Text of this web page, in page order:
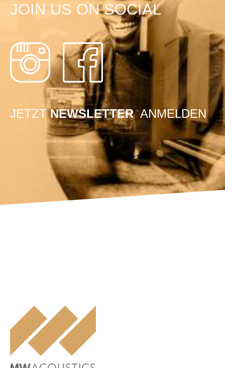
JOIN US ON SOCIAL
JETZTNEWSLETTERANMELDEN